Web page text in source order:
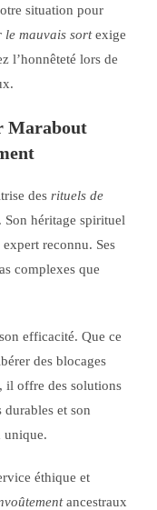
situation pour
le mauvais sortexige
l’honnêteté lors de
Marabout
desrituels de
héritage spirituel
reconnu. Ses
complexes que
efficacité. Que ce
des blocages
il offre des solutions
durables et son
unique.
éthique et
ancestraux